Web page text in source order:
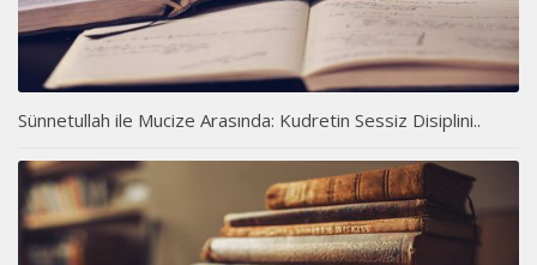
Sünnetullah ile Mucize Arasında: Kudretin Sessiz Disiplini..